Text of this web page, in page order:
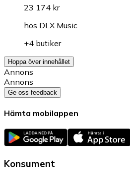
23 174 kr
hos DLX Music
+4 butiker
Hoppa över innehållet
Annons
Annons
Ge oss feedback
Hämta mobilappen
Konsument